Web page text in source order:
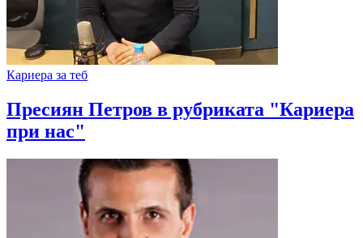
Кариера за теб
Пресиян Петров в рубриката "Кариера
при нас"